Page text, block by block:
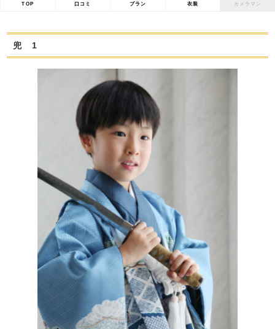
TOP 口コミ プラン 衣装 カメラマン
兜 1